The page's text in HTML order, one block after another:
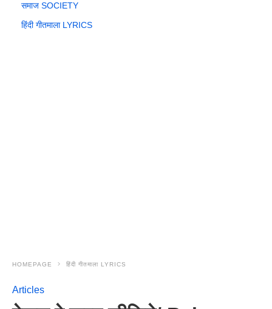
समाज SOCIETY
हिंदी गीतमाला LYRICS
HOMEPAGE हिंदी गीतमाला LYRICS
Articles